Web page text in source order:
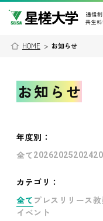
HOME > お知らせ
お知らせ
年度別 ：
全て202620252024
カテゴリ：
全て プレスリリース
イベント